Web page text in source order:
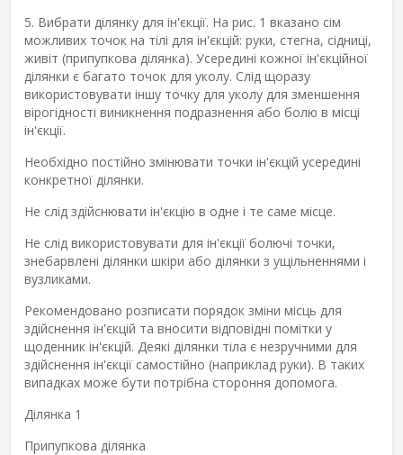
5. Вибрати ділянку для ін'єкції. На рис. 1 вказано сім
можливих точок на тілі для ін'єкцій: руки, стегна, сідниці,
живіт (припупкова ділянка). Усередині кожної ін'єкційної
ділянки є багато точок для уколу. Слід щоразу
використовувати іншу точку для уколу для зменшення
вірогідності виникнення подразнення або болю в місці
ін'єкції.
Необхідно постійно змінювати точки ін'єкцій усередині
конкретної ділянки.
Не слід здійснювати ін'єкцію в одне і те саме місце.
Не слід використовувати для ін'єкції болючі точки,
знебарвлені ділянки шкіри або ділянки з ущільненнями і
вузликами.
Рекомендовано розписати порядок зміни місць для
здійснення ін'єкцій та вносити відповідні помітки у
щоденник ін'єкцій. Деякі ділянки тіла є незручними для
здійснення ін'єкції самостійно (наприклад руки). В таких
випадках може бути потрібна стороння допомога.
Ділянка 1
Припупкова ділянка